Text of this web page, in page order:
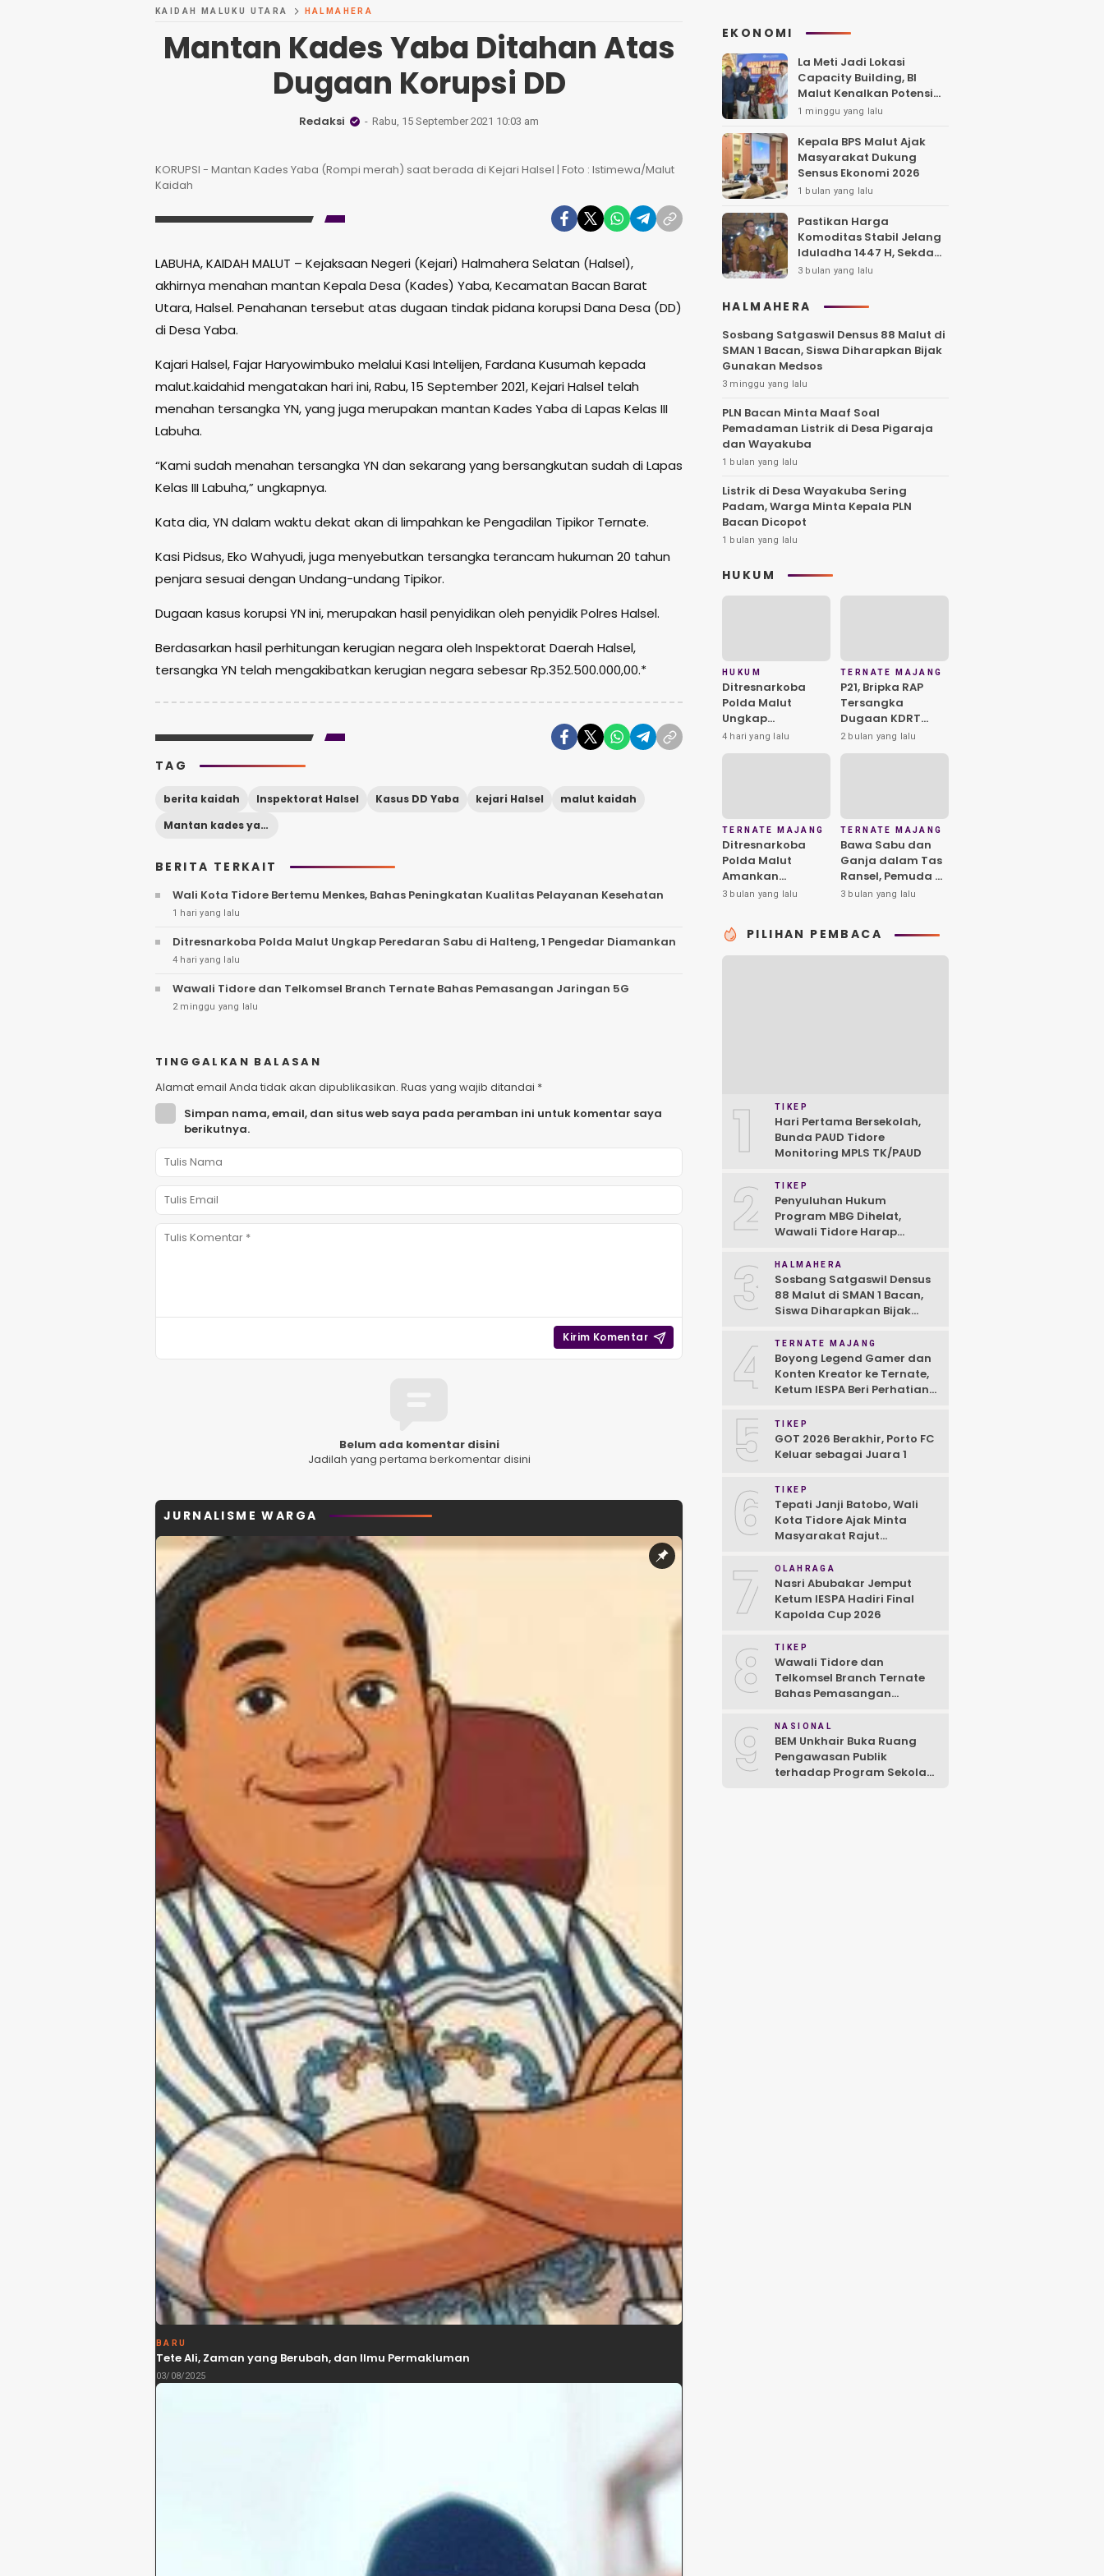
KAIDAH MALUKU UTARA HALMAHERA
Mantan Kades Yaba Ditahan Atas
Dugaan Korupsi DD
Redaksi Rabu, 15 September 2021 10:03 am
KORUPSI - Mantan Kades Yaba (Rompi merah) saat berada di Kejari Halsel | Foto : Istimewa/Malut
Kaidah
LABUHA, KAIDAH MALUT – Kejaksaan Negeri (Kejari) Halmahera Selatan (Halsel),
akhirnya menahan mantan Kepala Desa (Kades) Yaba, Kecamatan Bacan Barat
Utara, Halsel. Penahanan tersebut atas dugaan tindak pidana korupsi Dana Desa (DD)
di Desa Yaba.
Kajari Halsel, Fajar Haryowimbuko melalui Kasi Intelijen, Fardana Kusumah kepada
malut.kaidahid mengatakan hari ini, Rabu, 15 September 2021, Kejari Halsel telah
menahan tersangka YN, yang juga merupakan mantan Kades Yaba di Lapas Kelas III
Labuha.
“Kami sudah menahan tersangka YN dan sekarang yang bersangkutan sudah di Lapas
Kelas III Labuha,” ungkapnya.
Kata dia, YN dalam waktu dekat akan di limpahkan ke Pengadilan Tipikor Ternate.
Kasi Pidsus, Eko Wahyudi, juga menyebutkan tersangka terancam hukuman 20 tahun
penjara sesuai dengan Undang-undang Tipikor.
Dugaan kasus korupsi YN ini, merupakan hasil penyidikan oleh penyidik Polres Halsel.
Berdasarkan hasil perhitungan kerugian negara oleh Inspektorat Daerah Halsel,
tersangka YN telah mengakibatkan kerugian negara sebesar Rp.352.500.000,00.*
TAG
berita kaidah Inspektorat Halsel Kasus DD Yaba kejari Halsel
malut kaidah
Mantan kades yaba halsel ditahan
BERITA TERKAIT
Wali Kota Tidore Bertemu Menkes, Bahas Peningkatan Kualitas Pelayanan Kesehatan
1 hari yang lalu
Ditresnarkoba Polda Malut Ungkap Peredaran Sabu di Halteng, 1 Pengedar Diamankan
4 hari yang lalu
Wawali Tidore dan Telkomsel Branch Ternate Bahas Pemasangan Jaringan 5G
2 minggu yang lalu
TINGGALKAN BALASAN
Alamat email Anda tidak akan dipublikasikan. Ruas yang wajib ditandai *
Simpan nama, email, dan situs web saya pada peramban ini untuk komentar saya
berikutnya.
Belum ada komentar disini
Jadilah yang pertama berkomentar disini
JURNALISME WARGA
BARU
Tete Ali, Zaman yang Berubah, dan Ilmu Permakluman
03/08/2025
EKONOMI
La Meti Jadi Lokasi
Capacity Building, BI
Malut Kenalkan Potensi
Wisata Halmahera Utara
1 minggu yang lalu
Kepala BPS Malut Ajak
Masyarakat Dukung
Sensus Ekonomi 2026
1 bulan yang lalu
Pastikan Harga
Komoditas Stabil Jelang
Iduladha 1447 H, Sekda
Tidore Sidak Pasar
3 bulan yang lalu
HALMAHERA
Sosbang Satgaswil Densus 88 Malut di
SMAN 1 Bacan, Siswa Diharapkan Bijak
Gunakan Medsos
3 minggu yang lalu
PLN Bacan Minta Maaf Soal
Pemadaman Listrik di Desa Pigaraja
dan Wayakuba
1 bulan yang lalu
Listrik di Desa Wayakuba Sering
Padam, Warga Minta Kepala PLN
Bacan Dicopot
1 bulan yang lalu
HUKUM
HUKUM
Ditresnarkoba
Polda Malut
Ungkap
Peredaran Sabu di
Halteng, 1
4 hari yang lalu
TERNATE MAJANG
P21, Bripka RAP
Tersangka
Dugaan KDRT
Berpotensi PTDH,
Waktu Ajukan
2 bulan yang lalu
TERNATE MAJANG
Ditresnarkoba
Polda Malut
Amankan
Terduga
Kayu Merah
3 bulan yang lalu
TERNATE MAJANG
Bawa Sabu dan
Ganja dalam Tas
Ransel, Pemuda di
Ternate
3 bulan yang lalu
PILIHAN PEMBACA
1 TIKEP
Hari Pertama Bersekolah,
Bunda PAUD Tidore
Monitoring MPLS TK/PAUD
2 TIKEP
Penyuluhan Hukum
Program MBG Dihelat,
Wawali Tidore Harap
3 HALMAHERA
Sosbang Satgaswil Densus
88 Malut di SMAN 1 Bacan,
Siswa Diharapkan Bijak
4 TERNATE MAJANG
Boyong Legend Gamer dan
Konten Kreator ke Ternate,
Ketum IESPA Beri Perhatian
5 TIKEP
GOT 2026 Berakhir, Porto FC
Keluar sebagai Juara 1
6 TIKEP
Tepati Janji Batobo, Wali
Kota Tidore Ajak Minta
Masyarakat Rajut
7 OLAHRAGA
Nasri Abubakar Jemput
Ketum IESPA Hadiri Final
Kapolda Cup 2026
8 TIKEP
Wawali Tidore dan
Telkomsel Branch Ternate
Bahas Pemasangan
9 NASIONAL
BEM Unkhair Buka Ruang
Pengawasan Publik
terhadap Program Sekolah